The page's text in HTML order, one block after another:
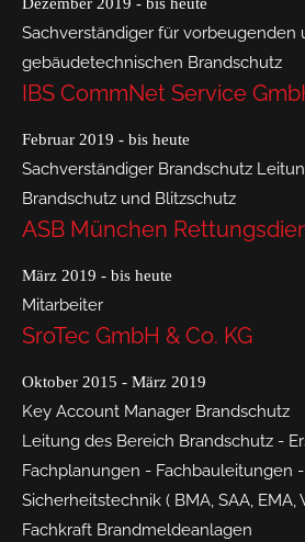
Sachverständiger für vorbeugenden
gebäudetechnischen Brandschutz
Februar 2019 - bis heute
IBS CommNet Service
Sachverständiger Brandschutz
Brandschutz und Blitzschutz
März 2019 - bis heute
ASB München
Mitarbeiter
Oktober 2015 - März 2019
SroTec GmbH & Co. KG
Key Account Manager Brandschutz
Leitung des Bereich Brandschutz -
Fachplanungen - Fachbauleitungen
Sicherheitstechnik ( BMA, SAA, EMA,
Fachkraft Brandmeldeanlagen